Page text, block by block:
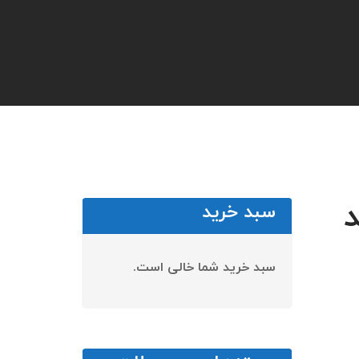
سبد خرید
سبد خرید شما خالی است.